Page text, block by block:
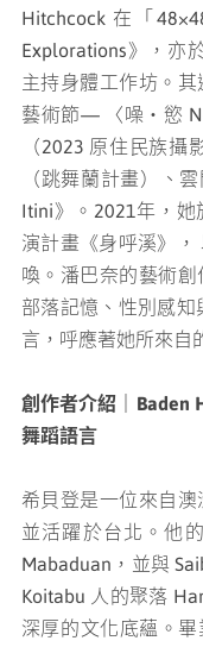
Hitchcock 在「
Explorations》，亦
主持⾝體⼯作坊。
藝術節— 〈噪・慾
（2023 原住⺠族攝
（跳舞蘭計畫）、
Itini》。2021年，她
演計畫《⾝呼溪》，
喚。潘巴奈的藝術
部落記憶、性別感
⾔，呼應著她所來⾃
創作者介紹｜Baden
舞蹈語⾔
希⾙登是⼀位來⾃
並活躍於台北。他
Mabaduan，並與
Koitabu 人的聚落
深厚的文化底蘊。